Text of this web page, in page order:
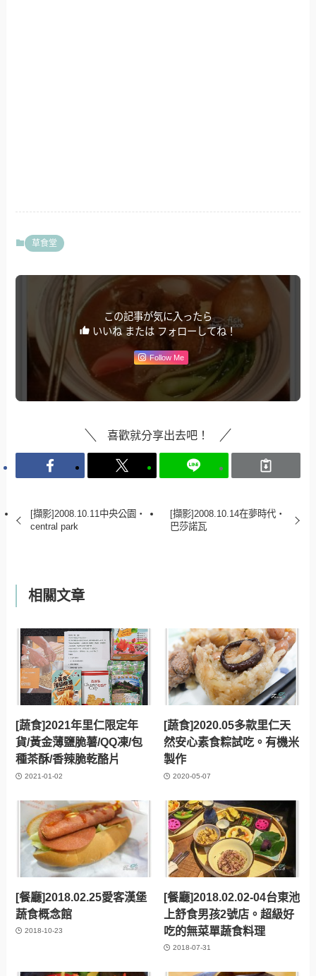
草食堂
この記事が気に入ったら
いいね または フォローしてね！
Follow Me
喜歡就分享出去吧！
[擷影]2008.10.11中央公園‧
central park
[擷影]2008.10.14在夢時代‧
巴莎諾瓦
相關文章
[蔬食]2021年里仁限定年
貨/黃金薄鹽脆薯/QQ凍/包
種茶酥/香辣脆乾酪片
2021-01-02
[蔬食]2020.05多款里仁天
然安心素食粽試吃。有機米
製作
2020-05-07
[餐廳]2018.02.25愛客漢堡
蔬食概念館
2018-10-23
[餐廳]2018.02.02-04台東池
上舒食男孩2號店。超級好
吃的無菜單蔬食料理
2018-07-31